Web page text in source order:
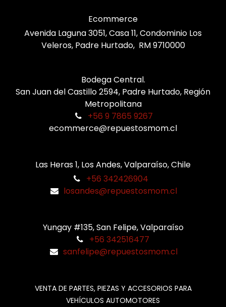
Ecommerce
Avenida Laguna 3051, Casa 11, Condominio Los
Veleros, Padre Hurtado, RM 9710000
Bodega Central.
San Juan del Castillo 2594, Padre Hurtado, Región
Metropolitana
+56 9 7865 9267
ecommerce@repuestosmom.cl
Las Heras 1, Los Andes, Valparaíso, Chile
+56 342426904
losandes@repuestosmom.cl
Yungay #135, San Felipe, Valparaíso
+56 342516477
sanfelipe@repuestosmom.cl
VENTA DE PARTES, PIEZAS Y ACCESORIOS PARA
VEHÍCULOS AUTOMOTORES